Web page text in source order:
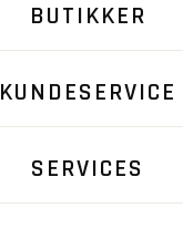
BUTIKKER
KUNDESERVICE
SERVICES